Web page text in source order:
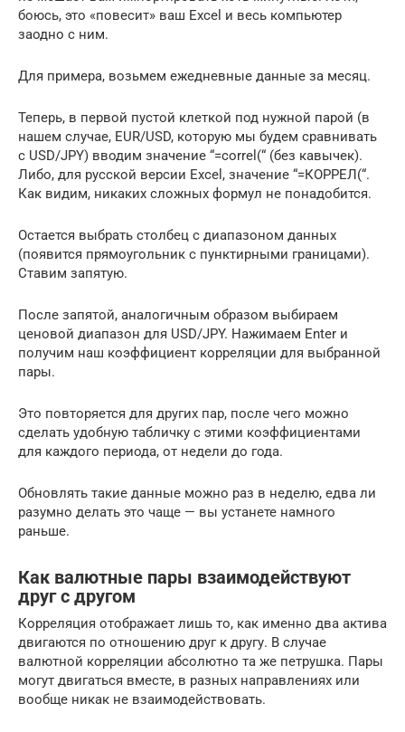
боюсь, это «повесит» ваш Excel и весь компьютер
заодно с ним.
Для примера, возьмем ежедневные данные за месяц.
Теперь, в первой пустой клеткой под нужной парой (в
нашем случае, EUR/USD, которую мы будем сравнивать
с USD/JPY) вводим значение “=correl(“ (без кавычек).
Либо, для русской версии Excel, значение “=КОРРЕЛ(“.
Как видим, никаких сложных формул не понадобится.
Остается выбрать столбец с диапазоном данных
(появится прямоугольник с пунктирными границами).
Ставим запятую.
После запятой, аналогичным образом выбираем
ценовой диапазон для USD/JPY. Нажимаем Enter и
получим наш коэффициент корреляции для выбранной
пары.
Это повторяется для других пар, после чего можно
сделать удобную табличку с этими коэффициентами
для каждого периода, от недели до года.
Обновлять такие данные можно раз в неделю, едва ли
разумно делать это чаще — вы устанете намного
раньше.
Как валютные пары взаимодействуют
друг с другом
Корреляция отображает лишь то, как именно два актива
двигаются по отношению друг к другу. В случае
валютной корреляции абсолютно та же петрушка. Пары
могут двигаться вместе, в разных направлениях или
вообще никак не взаимодействовать.